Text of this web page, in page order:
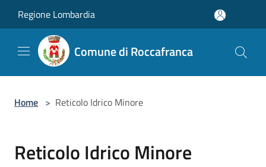
Regione Lombardia
Comune di Roccafranca
Home > Reticolo Idrico Minore
Reticolo Idrico Minore